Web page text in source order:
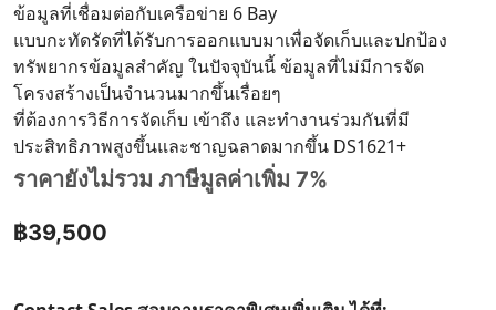
ข้อมูลที่เชื่อมต่อกับเครือข่าย 6 Bay
แบบกะทัดรัดที่ได้รับการออกแบบมาเพื่อจัดเก็บและปกป้อง
ทรัพยากรข้อมูลสำคัญ ในปัจจุบันนี้ ข้อมูลที่ไม่มีการจัด
โครงสร้างเป็นจำนวนมากขึ้นเรื่อยๆ
ที่ต้องการวิธีการจัดเก็บ เข้าถึง และทำงานร่วมกันที่มี
ประสิทธิภาพสูงขึ้นและชาญฉลาดมากขึ้น DS1621+
ราคายังไม่รวม ภาษีมูลค่าเพิ่ม 7%
฿39,500